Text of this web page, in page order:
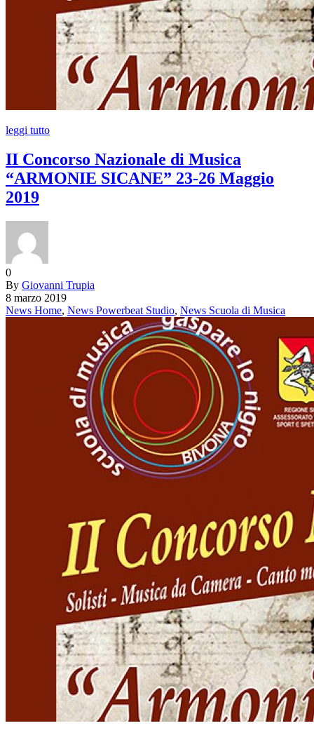
leggi tutto
II Concorso Nazionale di Musica
“ARMONIE SICANE” 23-26 Maggio
2019
0
By Giovanni Trupia
8 marzo 2019
News Home, News Powerbeat Studio, News Scuola di Musica